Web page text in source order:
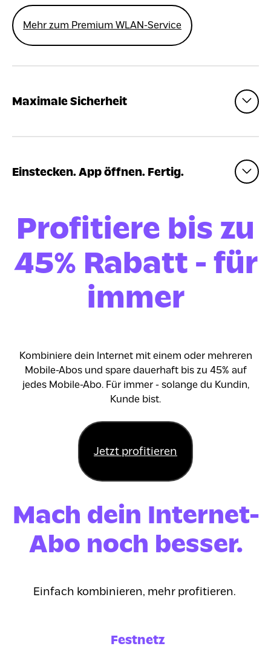
Mehr zum Premium WLAN-Service
Maximale Sicherheit
Einstecken. App öffnen. Fertig.
Profitiere bis zu
45% Rabatt - für
immer
Kombiniere dein Internet mit einem oder mehreren
Mobile-Abos und spare dauerhaft bis zu 45% auf
jedes Mobile-Abo. Für immer - solange du Kundin,
Kunde bist.
Jetzt profitieren
Mach dein Internet-
Abo noch besser.
Einfach kombinieren, mehr profitieren.
Festnetz